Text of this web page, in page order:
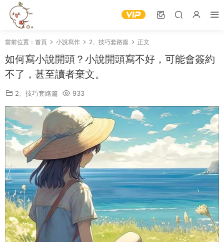
當前位置： 首頁 小說寫作 2、技巧套路篇 正文
如何寫小說開頭？小說開頭寫不好，可能會簽約
不了，甚至讀者棄文。
2、技巧套路篇 933